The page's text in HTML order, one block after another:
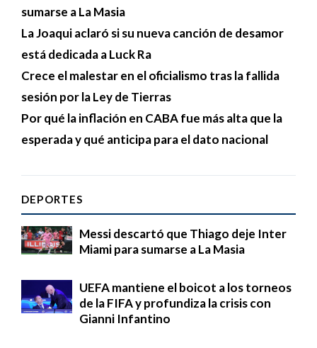
sumarse a La Masia
La Joaqui aclaró si su nueva canción de desamor
está dedicada a Luck Ra
Crece el malestar en el oficialismo tras la fallida
sesión por la Ley de Tierras
Por qué la inflación en CABA fue más alta que la
esperada y qué anticipa para el dato nacional
DEPORTES
Messi descartó que Thiago deje Inter
Miami para sumarse a La Masia
UEFA mantiene el boicot a los torneos
de la FIFA y profundiza la crisis con
Gianni Infantino